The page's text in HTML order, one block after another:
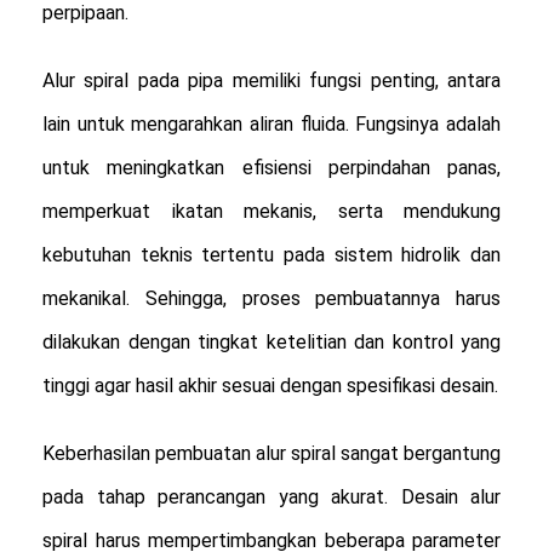
perpipaan.
Alur spiral pada pipa memiliki fungsi penting, antara
lain untuk mengarahkan aliran fluida. Fungsinya adalah
untuk meningkatkan efisiensi perpindahan panas,
memperkuat ikatan mekanis, serta mendukung
kebutuhan teknis tertentu pada sistem hidrolik dan
mekanikal. Sehingga, proses pembuatannya harus
dilakukan dengan tingkat ketelitian dan kontrol yang
tinggi agar hasil akhir sesuai dengan spesifikasi desain.
Keberhasilan pembuatan alur spiral sangat bergantung
pada tahap perancangan yang akurat. Desain alur
spiral harus mempertimbangkan beberapa parameter